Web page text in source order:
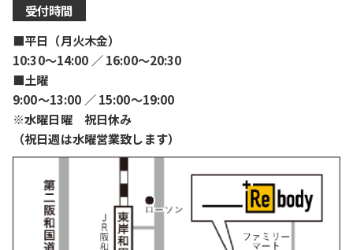
受付時間
■平日（月火木金）
10:30〜14:00 ／ 16:00〜20:30
■土曜
9:00〜13:00 ／ 15:00〜19:00
※水曜日曜 祝日休み
（祝日週は水曜営業致します）